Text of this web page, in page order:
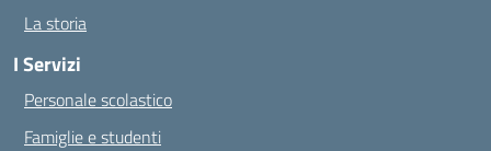
La storia
I Servizi
Personale scolastico
Famiglie e studenti